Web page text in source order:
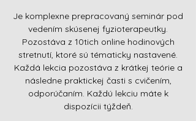
Je komplexne prepracovaný seminár pod
vedením skúsenej fyzioterapeutky.
Pozostáva z 10tich online hodinových
stretnutí, ktoré sú tématicky nastavené.
Každá lekcia pozostáva z krátkej teórie a
následne praktickej časti s cvičením,
odporúčaním. Každú lekciu máte k